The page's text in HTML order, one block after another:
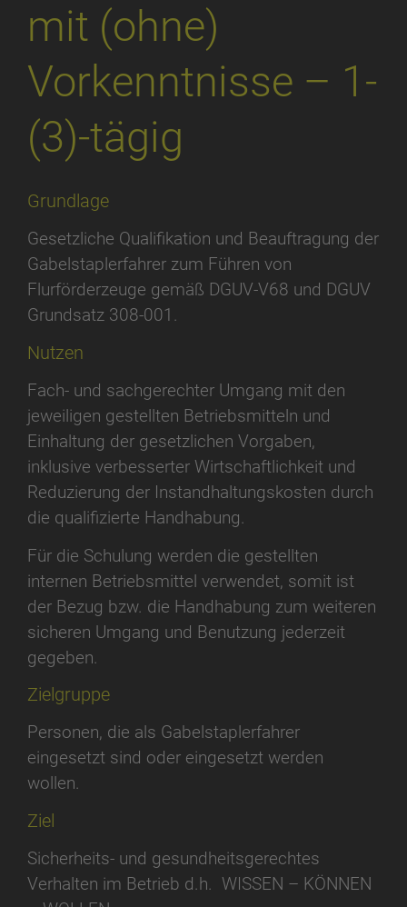
mit (ohne)
Vorkenntnisse – 1-
(3)-tägig
Grundlage
Gesetzliche Qualifikation und Beauftragung der
Gabelstaplerfahrer zum Führen von
Flurförderzeuge gemäß DGUV-V68 und DGUV
Grundsatz 308-001.
Nutzen
Fach- und sachgerechter Umgang mit den
jeweiligen gestellten Betriebsmitteln und
Einhaltung der gesetzlichen Vorgaben,
inklusive verbesserter Wirtschaftlichkeit und
Reduzierung der Instandhaltungskosten durch
die qualifizierte Handhabung.
Für die Schulung werden die gestellten
internen Betriebsmittel verwendet, somit ist
der Bezug bzw. die Handhabung zum weiteren
sicheren Umgang und Benutzung jederzeit
gegeben.
Zielgruppe
Personen, die als Gabelstaplerfahrer
eingesetzt sind oder eingesetzt werden
wollen.
Ziel
Sicherheits- und gesundheitsgerechtes
Verhalten im Betrieb d.h. WISSEN – KÖNNEN